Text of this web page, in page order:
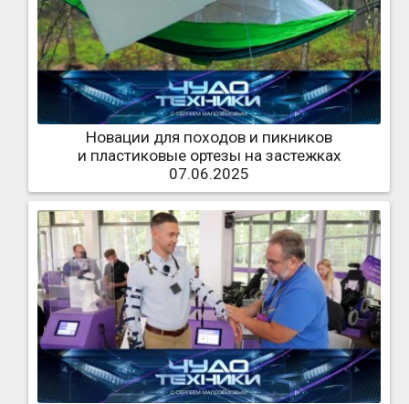
Новации для походов и пикников
и пластиковые ортезы на застежках
07.06.2025